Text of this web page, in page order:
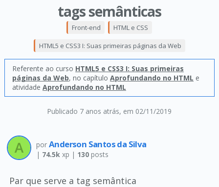
tags semânticas
Publicado 7 anos atrás, em 02/11/2019
Front-end HTML e CSS
HTML5 e CSS3 I: Suas primeiras páginas da Web
Referente ao curso HTML5 e CSS3 I: Suas primeiras
páginas da Web, no capítulo Aprofundando no HTML e
atividade Aprofundando no HTML
por Anderson Santos da Silva
| 74.5kxp | 130posts
Par que serve a tag semântica